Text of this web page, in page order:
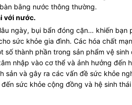
bằng nước thông thường.
với nước.
ngày, bụi bẩn đóng cặn… khiến
sức khỏe gia đình. Các hóa chất
số thành phần trong sản phẩm vệ
nhập vào cơ thể và ảnh hưởng đến
sản và gây ra các vấn đề sức khỏe
sức khỏe cộng đồng và hệ sinh thái